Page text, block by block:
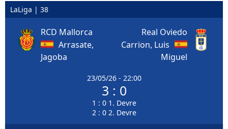
LaLiga | 38
RCD Mallorca
Arrasate,
Jagoba
23/05/26 - 22:00
3 : 0
1 : 0 1. Devre
2 : 0 2. Devre
Real Oviedo
Carrion, Luis
Miguel